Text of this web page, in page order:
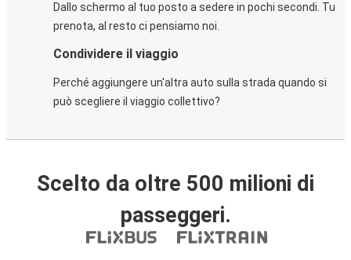
Dallo schermo al tuo posto a sedere in pochi secondi. Tu
prenota, al resto ci pensiamo noi.
Condividere il viaggio
Perché aggiungere un'altra auto sulla strada quando si
può scegliere il viaggio collettivo?
Scelto da oltre 500 milioni di
passeggeri.